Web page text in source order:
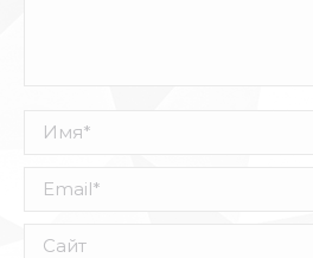
Имя *
Email *
Сайт